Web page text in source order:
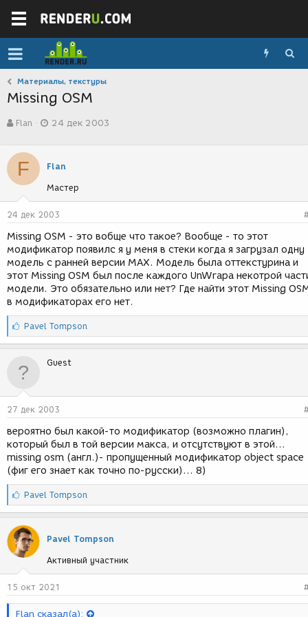
Материалы, текстуры
Missing OSM
в
о
р
т
е
м
ы
Flan
а
с
з
д
а
и
я
24 дек 2003
F Flan
Мастер
24 дек 2003
Missing OSM - это вобще что такое? Вообще - то этот
модификатор появилс я у меня в стеки когда я загрузал одну
модель с ранней версии MAX. Модель была оттекстурина и
этот Missing OSM был после каждого UnWrapa некотрой
модели. Это обязательно или нет? Где найти этот Missing
в модификаторах его нет.
С
и
а
и
и
Pavel Tompson
Guest
27 дек 2003
вероятно был какой-то модификатор (возможно плагин),
который был в той версии макса, и отсутствуют в этой...
missing osm (англ.)- пропущенный модификатор object space
(фиг его знает как точно по-русски)... 8)
С
и
п
а
т
:
Pavel Tompson
Pavel Tompson
Активный участник
15 окт 2021
Flan сказал(а):